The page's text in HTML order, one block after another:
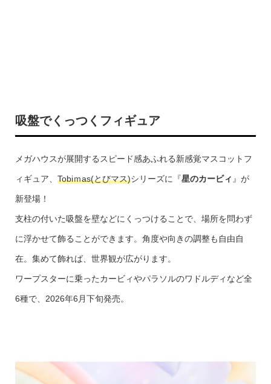
吸盤でくっつくフィギュア
メガハウスが展開するスピード感あふれる新感覚マスコットフ
ィギュア、 Tobiｍas(とびマス)シリーズに『星のカービィ 』が
新登場！
支柱の付いた吸盤を壁などにくっつけることで、場所を問わず
に浮かせて飾ることができます。角度や向きの調整も自由自
在。集めて飾れば、世界観が広がります。
ワープスターに乗ったカービィやパラソルのワドルディなど全
6種で、2026年6月下旬発売。